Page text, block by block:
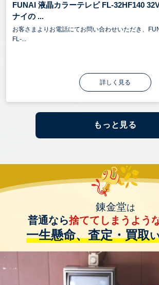
FUNAI 液晶カラーテレビ FL-32HF140
ナイの ...
お客さまよりお電話にてお問い合わせいただき、
FL-...
詳しく見る
もっと見る
錬金堂は
普通なら捨ててしまうよう
一生懸命、査定・買取